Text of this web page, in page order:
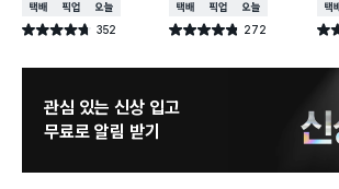
택배배송매장픽업오늘배송
별점 4.7점 352
건 작성
택배배송매장픽업오늘배송
별점 4.8점 272
건 작성
택
별
늦으면 품절 주의
8월 신상 예고